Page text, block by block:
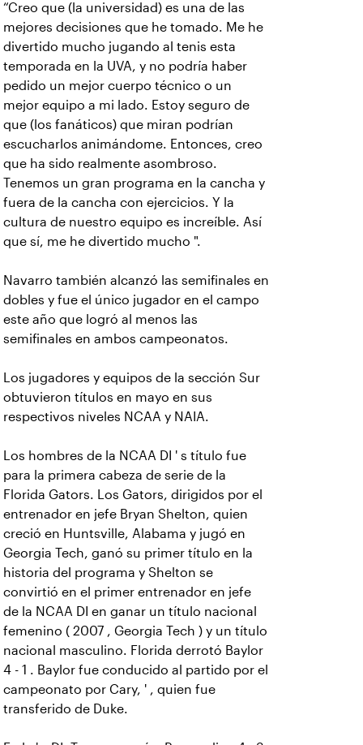
“Creo que (la universidad) es una de las
mejores decisiones que he tomado. Me he
divertido mucho jugando al tenis esta
temporada en la UVA, y no podría haber
pedido un mejor cuerpo técnico o un
mejor equipo a mi lado. Estoy seguro de
que (los fanáticos) que miran podrían
escucharlos animándome. Entonces, creo
que ha sido realmente asombroso.
Tenemos un gran programa en la cancha y
fuera de la cancha con ejercicios. Y la
cultura de nuestro equipo es increíble. Así
que sí, me he divertido mucho ".
Navarro también alcanzó las semifinales en
dobles y fue el único jugador en el campo
este año que logró al menos las
semifinales en ambos campeonatos.
Los jugadores y equipos de la sección Sur
obtuvieron títulos en mayo en sus
respectivos niveles NCAA y NAIA.
Los hombres de la NCAA DI ' s título fue
para la primera cabeza de serie de la
Florida Gators. Los Gators, dirigidos por el
entrenador en jefe Bryan Shelton, quien
creció en Huntsville, Alabama y jugó en
Georgia Tech, ganó su primer título en la
historia del programa y Shelton se
convirtió en el primer entrenador en jefe
de la NCAA DI en ganar un título nacional
femenino ( 2007 , Georgia Tech ) y un título
nacional masculino. Florida derrotó Baylor
4 - 1 . Baylor fue conducido al partido por el
campeonato por Cary, ' , quien fue
transferido de Duke.